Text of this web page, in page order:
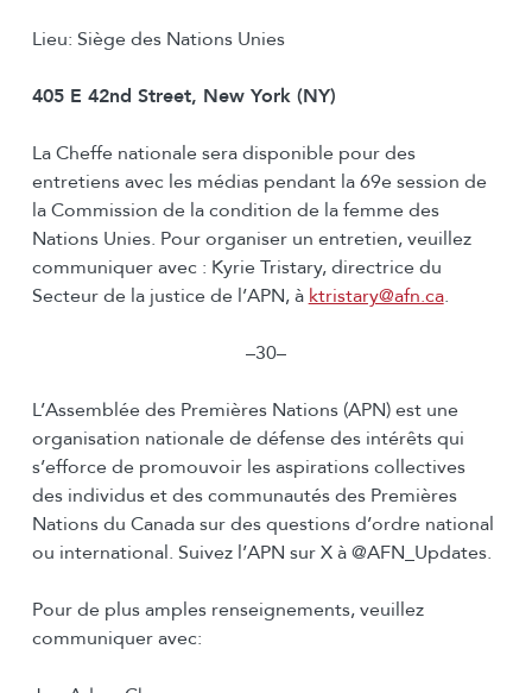
Lieu: Siège des Nations Unies
405 E 42nd Street, New York (NY)
La Cheffe nationale sera disponible pour des
entretiens avec les médias pendant la 69e session de
la Commission de la condition de la femme des
Nations Unies. Pour organiser un entretien, veuillez
communiquer avec : Kyrie Tristary, directrice du
Secteur de la justice de l’APN, à ktristary@afn.ca.
–30–
L’Assemblée des Premières Nations (APN) est une
organisation nationale de défense des intérêts qui
s’efforce de promouvoir les aspirations collectives
des individus et des communautés des Premières
Nations du Canada sur des questions d’ordre national
ou international. Suivez l’APN sur X à @AFN_Updates.
Pour de plus amples renseignements, veuillez
communiquer avec: